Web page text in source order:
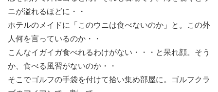
ニが溢れるほどに・・
ホテルのメイドに「このウニは食べないのか」と。この外
人何を言っているのか・・
こんなイガイガ食べれるわけがない・・・と呆れ顔。そう
か、食べる風習がないのか・・
そこでゴルフの手袋を付けて拾い集め部屋に。ゴルフクラ